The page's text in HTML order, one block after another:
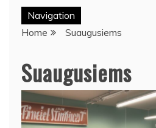
Navigation
Home
Suaugusiems
Suaugusiems